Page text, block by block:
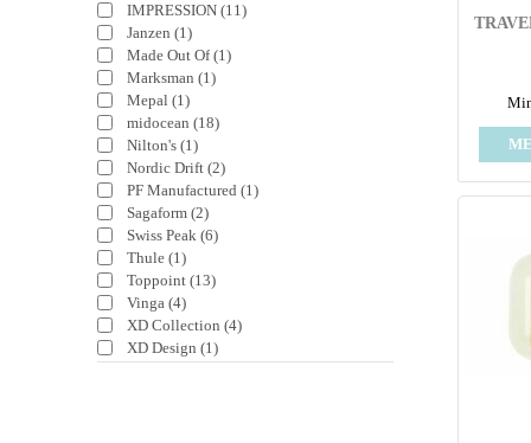
IMPRESSION (11)
Janzen (1)
Made Out Of (1)
Marksman (1)
Mepal (1)
midocean (18)
Nilton's (1)
Nordic Drift (2)
PF Manufactured (1)
Sagaform (2)
Swiss Peak (6)
Thule (1)
Toppoint (13)
Vinga (4)
XD Collection (4)
XD Design (1)